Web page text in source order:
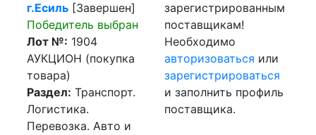
г.Есиль [Завершен]
Победитель выбран
Лот №: 1904
АУКЦИОН (покупка
товара)
Раздел: Транспорт.
Логистика.
Перевозка. Авто и
зарегистрированным
поставщикам!
Необходимо
авторизоваться или
зарегистрироваться
и заполнить профиль
поставщика.